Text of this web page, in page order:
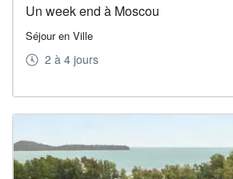
Un week end à Moscou
Séjour en Ville
2 à 4 jours